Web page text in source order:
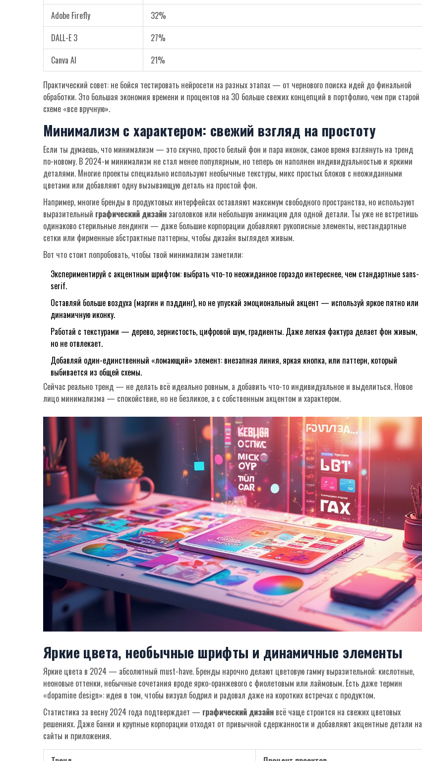
Adobe Firefly
32%
DALL-E 3
27%
Canva AI
21%
Практический совет: не бойся тестировать нейросети на разных этапах — от чернового поиска идей до финальной
обработки. Это большая экономия времени и процентов на 30 больше свежих концепций в портфолио, чем при старой
схеме «все вручную».
Минимализм с характером: свежий взгляд на простоту
Если ты думаешь, что минимализм — это скучно, просто белый фон и пара иконок, самое время взглянуть на тренд
по-новому. В 2024-м минимализм не стал менее популярным, но теперь он наполнен индивидуальностью и яркими
деталями. Многие проекты специально используют необычные текстуры, микс простых блоков с неожиданными
цветами или добавляют одну вызывающую деталь на простой фон.
Например, многие бренды в продуктовых интерфейсах оставляют максимум свободного пространства, но используют
выразительный графический дизайн заголовков или небольшую анимацию для одной детали. Ты уже не встретишь
одинаково стерильные лендинги — даже большие корпорации добавляют рукописные элементы, нестандартные
сетки или фирменные абстрактные паттерны, чтобы дизайн выглядел живым.
Вот что стоит попробовать, чтобы твой минимализм заметили:
Экспериментируй с акцентным шрифтом: выбрать что-то неожиданное гораздо интереснее, чем стандартные sans-
serif.
Оставляй больше воздуха (маргин и пэддинг), но не упускай эмоциональный акцент — используй яркое пятно или
динамичную иконку.
Работай с текстурами — дерево, зернистость, цифровой шум, градиенты. Даже легкая фактура делает фон живым,
но не отвлекает.
Добавляй один-единственный «ломающий» элемент: внезапная линия, яркая кнопка, или паттерн, который
выбивается из общей схемы.
Сейчас реально тренд — не делать всё идеально ровным, а добавить что-то индивидуальное и выделиться. Новое
лицо минимализма — спокойствие, но не безликое, а с собственным акцентом и характером.
Яркие цвета, необычные шрифты и динамичные элементы
Яркие цвета в 2024 — абсолютный must-have. Бренды нарочно делают цветовую гамму выразительной: кислотные,
неоновые оттенки, небычные сочетания вроде ярко-оранжевого с фиолетовым или лаймовым. Есть даже термин
«dopamine design»: идея в том, чтобы визуал бодрил и радовал даже на коротких встречах с продуктом.
Статистика за весну 2024 года подтверждает — графический дизайн всё чаще строится на свежих цветовых
решениях. Даже банки и крупные корпорации отходят от привычной сдержанности и добавляют акцентные детали на
сайты и приложения.